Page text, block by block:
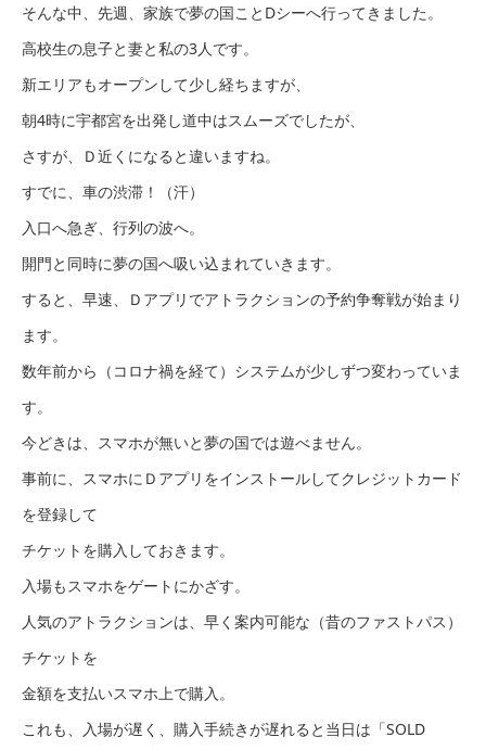
そんな中、先週、家族で夢の国ことDシーへ行ってきました。
高校生の息子と妻と私の3人です。
新エリアもオープンして少し経ちますが、
朝4時に宇都宮を出発し道中はスムーズでしたが、
さすが、Ｄ近くになると違いますね。
すでに、車の渋滞！（汗）
入口へ急ぎ、行列の波へ。
開門と同時に夢の国へ吸い込まれていきます。
すると、早速、Ｄアプリでアトラクションの予約争奪戦が始まり
ます。
数年前から（コロナ禍を経て）システムが少しずつ変わっていま
す。
今どきは、スマホが無いと夢の国では遊べません。
事前に、スマホにＤアプリをインストールしてクレジットカード
を登録して
チケットを購入しておきます。
入場もスマホをゲートにかざす。
人気のアトラクションは、早く案内可能な（昔のファストパス）
チケットを
金額を支払いスマホ上で購入。
これも、入場が遅く、購入手続きが遅れると当日は「SOLD